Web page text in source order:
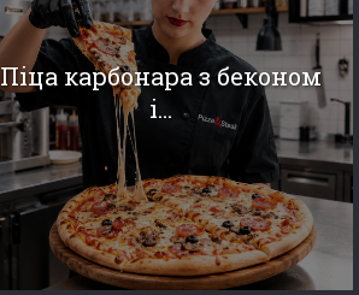
Піца карбонара з беконом
і...